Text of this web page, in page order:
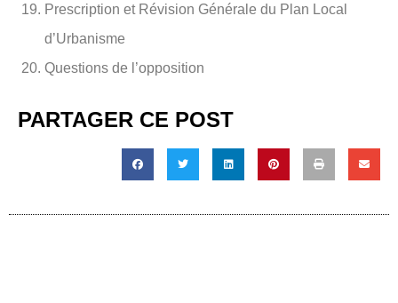
Prescription et Révision Générale du Plan Local
d’Urbanisme
Questions de l’opposition
PARTAGER CE POST